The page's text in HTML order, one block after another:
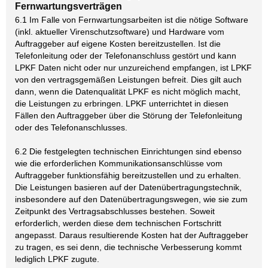
Fernwartungsverträgen
6.1 Im Falle von Fernwartungsarbeiten ist die nötige Software
(inkl. aktueller Virenschutzsoftware) und Hardware vom
Auftraggeber auf eigene Kosten bereitzustellen. Ist die
Telefonleitung oder der Telefonanschluss gestört und kann
LPKF Daten nicht oder nur unzureichend empfangen, ist LPKF
von den vertragsgemäßen Leistungen befreit. Dies gilt auch
dann, wenn die Datenqualität LPKF es nicht möglich macht,
die Leistungen zu erbringen. LPKF unterrichtet in diesen
Fällen den Auftraggeber über die Störung der Telefonleitung
oder des Telefonanschlusses.
6.2 Die festgelegten technischen Einrichtungen sind ebenso
wie die erforderlichen Kommunikationsanschlüsse vom
Auftraggeber funktionsfähig bereitzustellen und zu erhalten.
Die Leistungen basieren auf der Datenübertragungstechnik,
insbesondere auf den Datenübertragungswegen, wie sie zum
Zeitpunkt des Vertragsabschlusses bestehen. Soweit
erforderlich, werden diese dem technischen Fortschritt
angepasst. Daraus resultierende Kosten hat der Auftraggeber
zu tragen, es sei denn, die technische Verbesserung kommt
lediglich LPKF zugute.